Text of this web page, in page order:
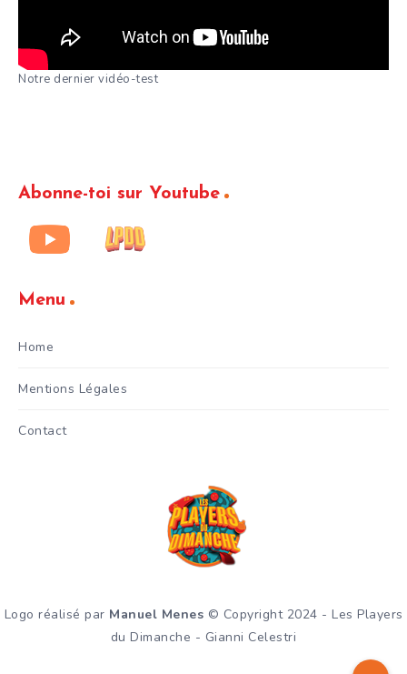
Notre dernier vidéo-test
Abonne-toi sur Youtube
Menu
Home
Mentions Légales
Contact
Logo réalisé par Manuel Menes © Copyright 2024 - Les Players
du Dimanche - Gianni Celestri